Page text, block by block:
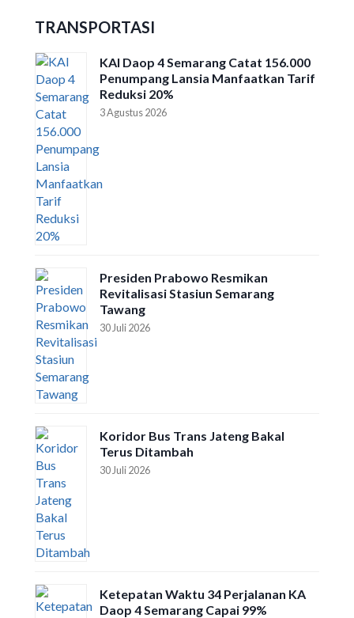
TRANSPORTASI
KAI Daop 4 Semarang Catat 156.000
Penumpang Lansia Manfaatkan Tarif
Reduksi 20%
3 Agustus 2026
Presiden Prabowo Resmikan
Revitalisasi Stasiun Semarang
Tawang
30 Juli 2026
Koridor Bus Trans Jateng Bakal
Terus Ditambah
30 Juli 2026
Ketepatan Waktu 34 Perjalanan KA
Daop 4 Semarang Capai 99%